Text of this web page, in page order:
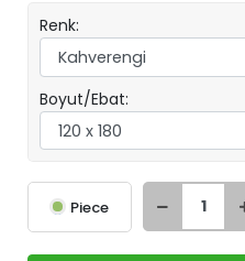
Renk:
Boyut/Ebat:
Piece